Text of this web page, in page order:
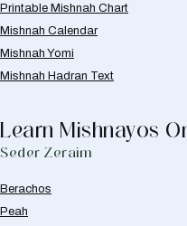
Printable Mishnah Chart
Mishnah Calendar
Mishnah Yomi
Mishnah Hadran Text
Learn Mishnayos
Seder Zeraim
Berachos
Peah